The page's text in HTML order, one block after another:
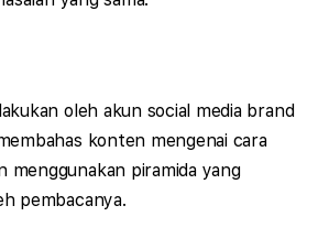
oleh akun social media brand
konten mengenai cara
menggunakan piramida yang
pembacanya.